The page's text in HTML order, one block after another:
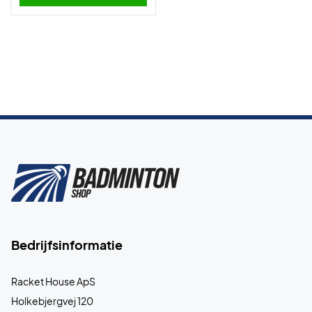
Bedrijfsinformatie
Racket House ApS
Holkebjergvej 120